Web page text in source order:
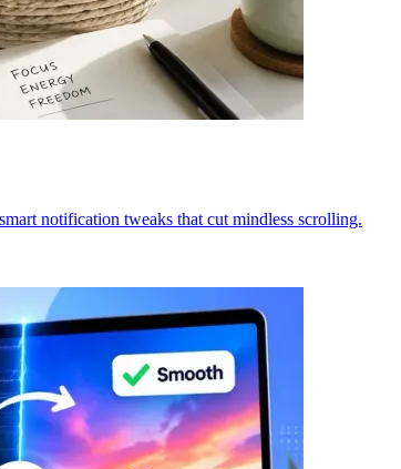
notification tweaks that cut mindless scrolling.